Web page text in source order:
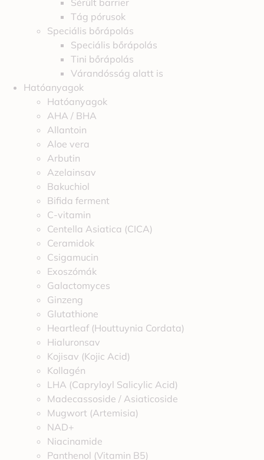
Sérült barrier
Tág pórusok
Speciális bőrápolás
Speciális bőrápolás
Tini bőrápolás
Várandósság alatt is
Hatóanyagok
Hatóanyagok
AHA / BHA
Allantoin
Aloe vera
Arbutin
Azelainsav
Bakuchiol
Bifida ferment
C-vitamin
Centella Asiatica (CICA)
Ceramidok
Csigamucin
Exoszómák
Galactomyces
Ginzeng
Glutathione
Heartleaf (Houttuynia Cordata)
Hialuronsav
Kojisav (Kojic Acid)
Kollagén
LHA (Capryloyl Salicylic Acid)
Madecassoside / Asiaticoside
Mugwort (Artemisia)
NAD+
Niacinamide
Panthenol (Vitamin B5)